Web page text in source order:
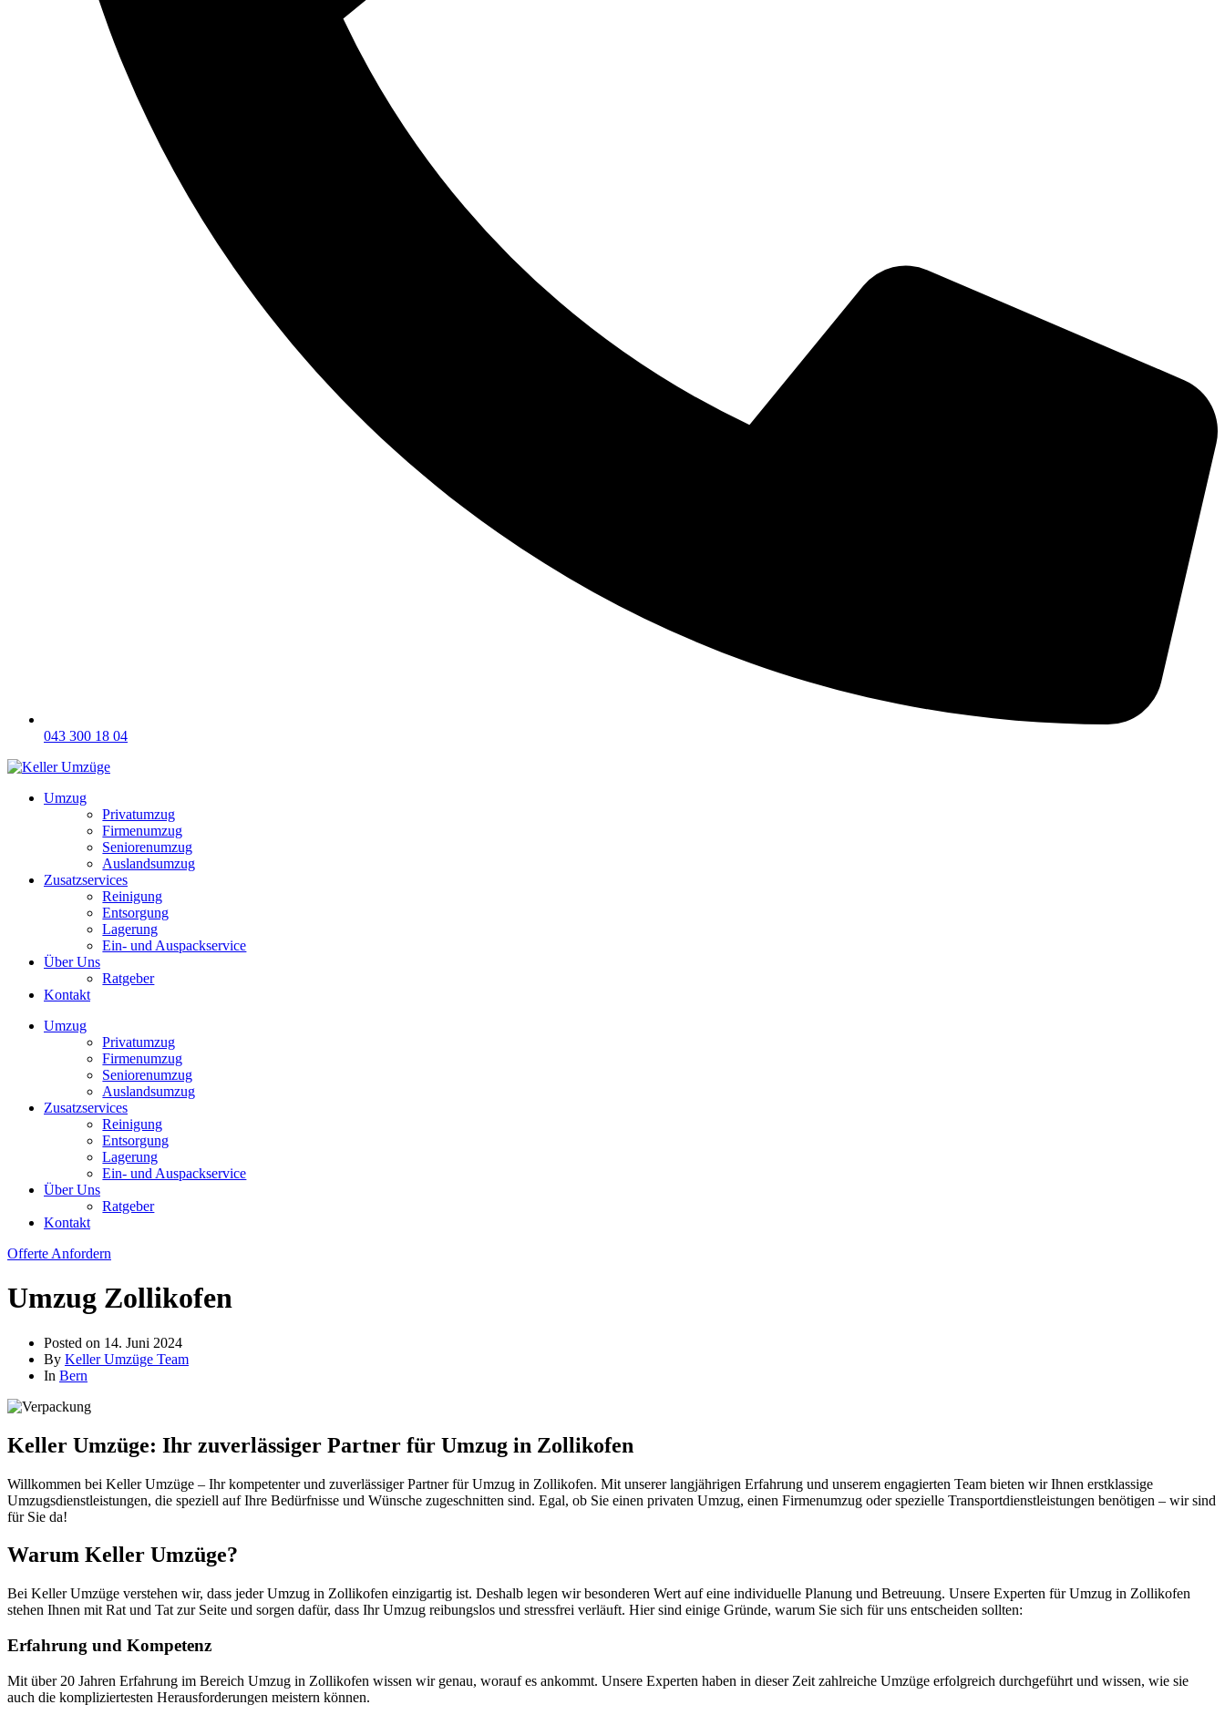
043 300 18 04
Umzug
Privatumzug
Firmenumzug
Seniorenumzug
Auslandsumzug
Zusatzservices
Reinigung
Entsorgung
Lagerung
Ein- und Auspackservice
Über Uns
Ratgeber
Kontakt
Umzug
Privatumzug
Firmenumzug
Seniorenumzug
Auslandsumzug
Zusatzservices
Reinigung
Entsorgung
Lagerung
Ein- und Auspackservice
Über Uns
Ratgeber
Kontakt
Offerte Anfordern
Umzug Zollikofen
Posted on 14. Juni 2024
By Keller Umzüge Team
In Bern
Keller Umzüge: Ihr zuverlässiger Partner für Umzug in Zollikofen
Willkommen bei Keller Umzüge – Ihr kompetenter und zuverlässiger Partner für Umzug in Zollikofen. Mit unserer langjährigen Erfahrung und unserem engagierten Team bieten wir Ihnen erstklassige
Umzugsdienstleistungen, die speziell auf Ihre Bedürfnisse und Wünsche zugeschnitten sind. Egal, ob Sie einen privaten Umzug, einen Firmenumzug oder spezielle Transportdienstleistungen benötigen – wir sind
für Sie da!
Warum Keller Umzüge?
Bei Keller Umzüge verstehen wir, dass jeder Umzug in Zollikofen einzigartig ist. Deshalb legen wir besonderen Wert auf eine individuelle Planung und Betreuung. Unsere Experten für Umzug in Zollikofen
stehen Ihnen mit Rat und Tat zur Seite und sorgen dafür, dass Ihr Umzug reibungslos und stressfrei verläuft. Hier sind einige Gründe, warum Sie sich für uns entscheiden sollten:
Erfahrung und Kompetenz
Mit über 20 Jahren Erfahrung im Bereich Umzug in Zollikofen wissen wir genau, worauf es ankommt. Unsere Experten haben in dieser Zeit zahlreiche Umzüge erfolgreich durchgeführt und wissen, wie sie
auch die kompliziertesten Herausforderungen meistern können.